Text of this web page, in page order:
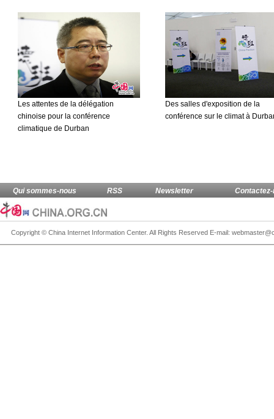
Les attentes de la délégation
chinoise pour la conférence
climatique de Durban
Des salles d'exposition de la
conférence sur le climat à